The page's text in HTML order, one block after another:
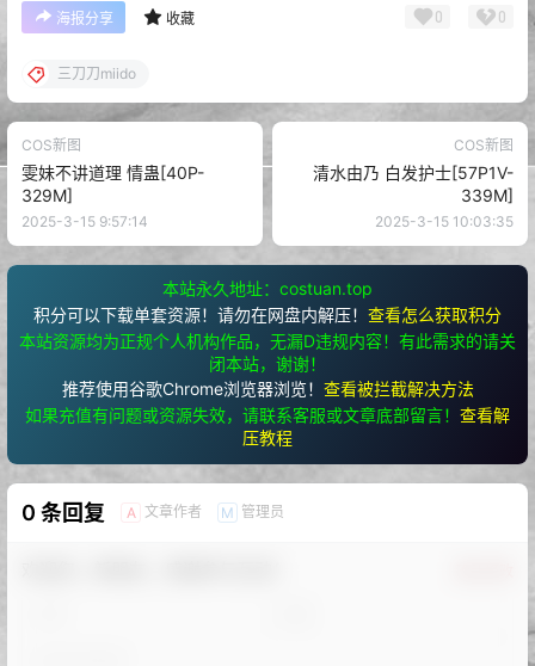
海报分享 收藏 0 0
三刀刀miido
COS新图
雯妹不讲道理 情蛊[40P-
329M]
2025-3-15 9:57:14
COS新图
清水由乃 白发护士[57P1V-
339M]
2025-3-15 10:03:35
本站永久地址：costuan.top
积分可以下载单套资源！请勿在网盘内解压！ 查看怎么获取积分
本站资源均为正规个人机构作品，无漏D违规内容！有此需求的请关
闭本站，谢谢！
推荐使用谷歌Chrome浏览器浏览！ 查看被拦截解决方法
如果充值有问题或资源失效，请联系客服或文章底部留言！ 查看解
压教程
0 条回复 A 文章作者 M 管理员